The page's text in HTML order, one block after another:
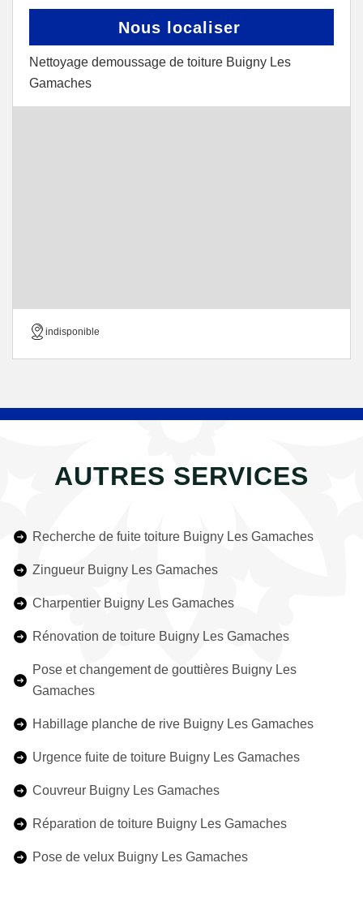
Nous localiser
Nettoyage demoussage de toiture Buigny Les
Gamaches
indisponible
AUTRES SERVICES
Recherche de fuite toiture Buigny Les Gamaches
Zingueur Buigny Les Gamaches
Charpentier Buigny Les Gamaches
Rénovation de toiture Buigny Les Gamaches
Pose et changement de gouttières Buigny Les
Gamaches
Habillage planche de rive Buigny Les Gamaches
Urgence fuite de toiture Buigny Les Gamaches
Couvreur Buigny Les Gamaches
Réparation de toiture Buigny Les Gamaches
Pose de velux Buigny Les Gamaches